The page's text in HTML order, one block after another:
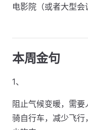
电影院（或者大型会
本周金句
1、
阻止气候变暖，需
骑自行车，减少飞